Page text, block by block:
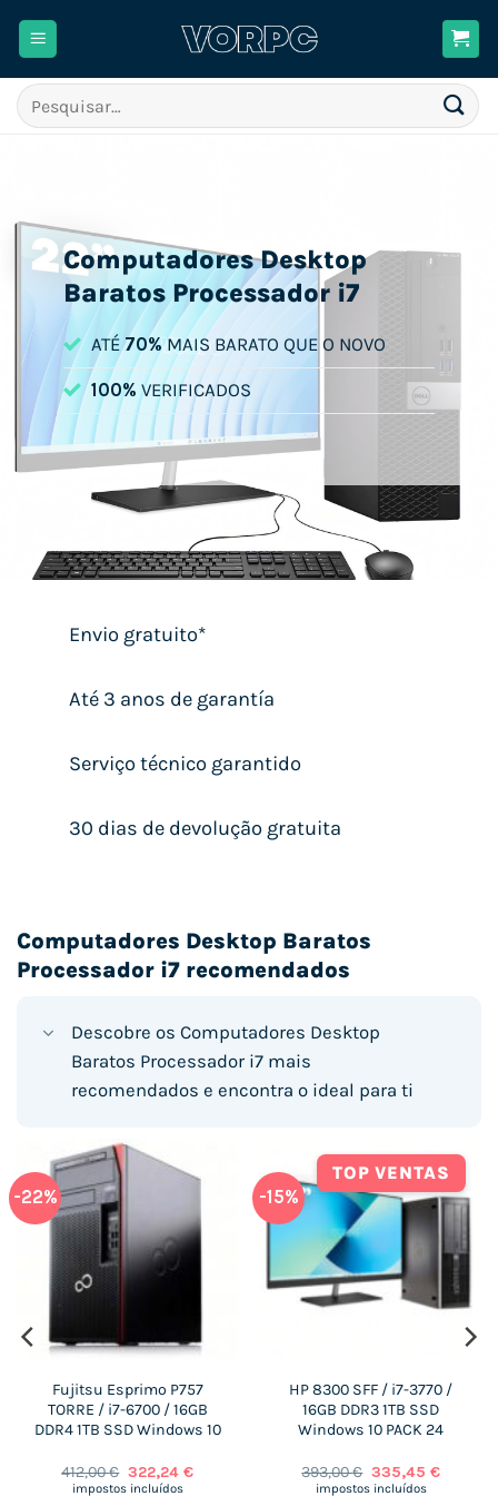
Pesquisar
por:
Computadores Desktop
Baratos Processador i7
ATÉ70%MAIS BARATO QUE O NOVO
100% VERIFICADOS
Envio gratuito*
Até 3 anos de garantía
Serviço técnico garantido
30 dias de devolução gratuita
Computadores Desktop Baratos
Processador i7 recomendados
Descobre os Computadores Desktop
Baratos Processador i7 mais
recomendados e encontra o ideal para ti
-22%
Fujitsu Esprimo P757
TORRE / i7-6700 / 16GB
DDR4 1TB SSD Windows 10
412,00€ O
preço
322,24 €O
impostos incluídos
-15%
TOP VENTAS
HP 8300 SFF / i7-3770 /
16GB DDR3 1TB SSD
Windows 10 PACK 24
393,00€ O
preço
335,45 €O
impostos incluídos